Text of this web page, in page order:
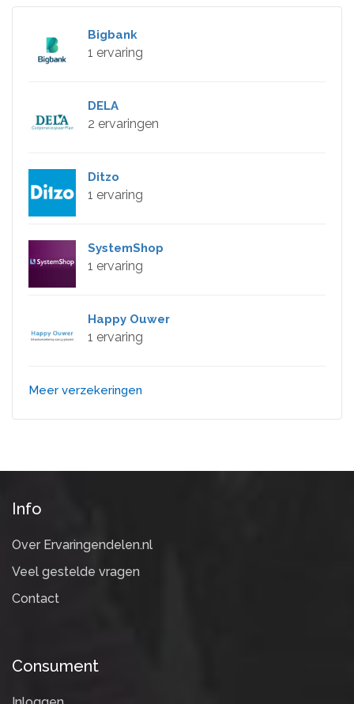
Bigbank
1 ervaring
DELA
2 ervaringen
Ditzo
1 ervaring
SystemShop
1 ervaring
Happy Ouwer
1 ervaring
Meer verzekeringen
Info
Over Ervaringendelen.nl
Veel gestelde vragen
Contact
Consument